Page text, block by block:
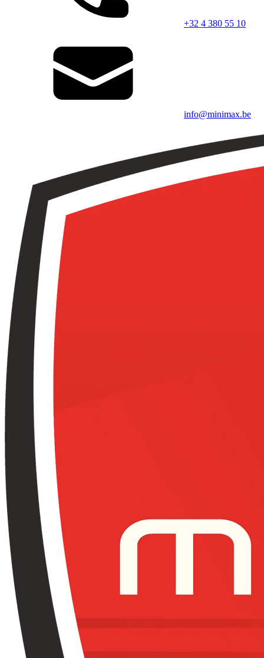
+32 4 380 55 10
info@minimax.be